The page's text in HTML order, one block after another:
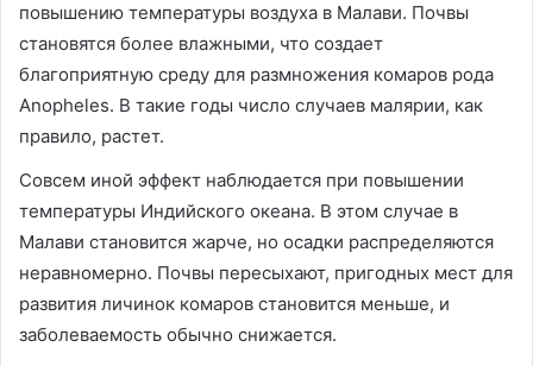
повышению температуры воздуха в Малави. Почвы
становятся более влажными, что создает
благоприятную среду для размножения комаров рода
Anopheles. В такие годы число случаев малярии, как
правило, растет.
Совсем иной эффект наблюдается при повышении
температуры Индийского океана. В этом случае в
Малави становится жарче, но осадки распределяются
неравномерно. Почвы пересыхают, пригодных мест для
развития личинок комаров становится меньше, и
заболеваемость обычно снижается.